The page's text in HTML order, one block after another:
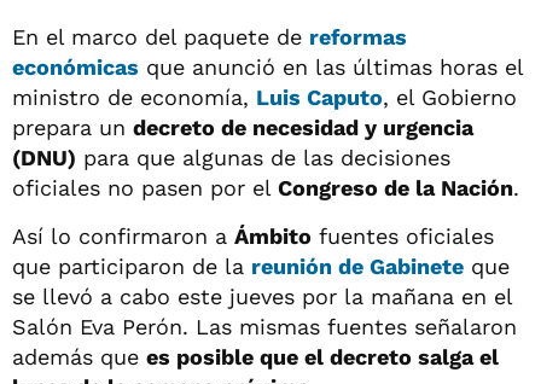
En el marco del paquete de reformas
económicas que anunció en las últimas horas el
ministro de economía, Luis Caputo, el Gobierno
prepara un decreto de necesidad y urgencia
(DNU) para que algunas de las decisiones
oficiales no pasen por el Congreso de la Nación.
Así lo confirmaron a Ámbito fuentes oficiales
que participaron de la reunión de Gabinete que
se llevó a cabo este jueves por la mañana en el
Salón Eva Perón. Las mismas fuentes señalaron
además que es posible que el decreto salga el